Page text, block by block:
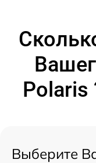
Polaris
Выберите